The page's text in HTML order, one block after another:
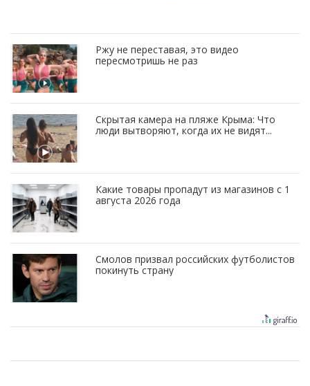
Ржу не переставая, это видео
пересмотришь не раз
Скрытая камера на пляже Крыма: Что
люди вытворяют, когда их не видят...
Какие товары пропадут из магазинов с 1
августа 2026 года
Смолов призвал российских футболистов
покинуть страну